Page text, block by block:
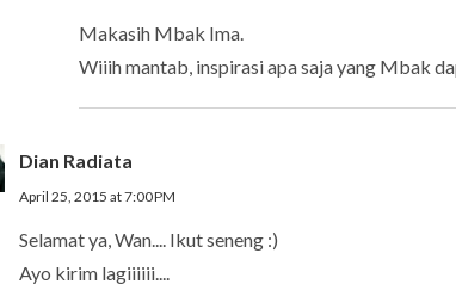
Makasih Mbak Ima.
Wiiih mantab, inspirasi apa saja yang Mbak
Dian Radiata
April 25, 2015 at 7:00 PM
Selamat ya, Wan.... Ikut seneng :)
Ayo kirim lagiiiiii....